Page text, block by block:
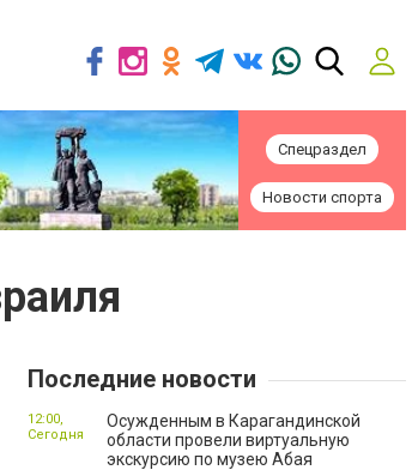
Спецраздел
Новости спорта
Последние новости
Осужденным в Карагандинской
области провели виртуальную
экскурсию по музею Абая
12:00,
Сегодня